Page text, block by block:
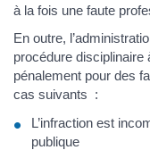
à la fois une faute
En outre,
procédure disciplinaire
pénalement pour des
cas suivants :
L’infraction est
publique